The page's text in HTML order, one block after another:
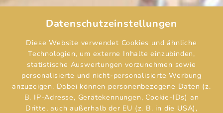
Datenschutzeinstellungen
Diese Website verwendet Cookies und ähnliche
Technologien, um externe Inhalte einzubinden,
statistische Auswertungen vorzunehmen sowie
personalisierte und nicht-personalisierte Werbung
anzuzeigen. Dabei können personenbezogene Daten (z.
B. IP-Adresse, Gerätekennungen, Cookie-IDs) an
Dritte, auch außerhalb der EU (z. B. in die USA),